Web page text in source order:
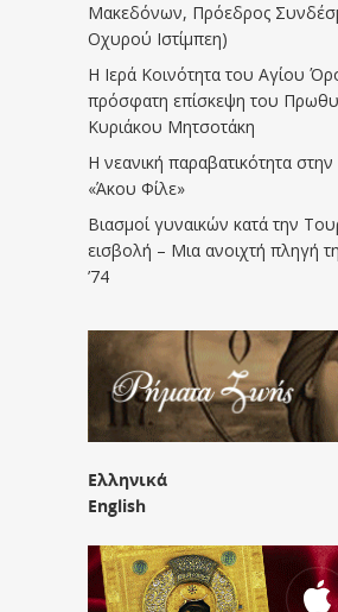
Μακεδόνων, Πρόεδρος
Οχυρού Ιστίμπεη)
Η Ιερά Κοινότητα του Αγίου
πρόσφατη επίσκεψη του
Κυριάκου Μητσοτάκη
Η νεανική παραβατικότητα
«Άκου Φίλε»
Βιασμοί γυναικών κατά την
εισβολή – Μια ανοιχτή πληγή
’74
Ελληνικά
English